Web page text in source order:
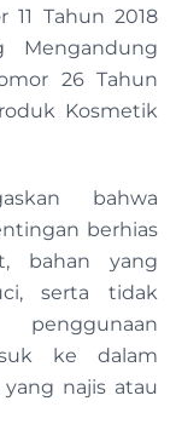
Tahun 2018
Mengandung
26 Tahun
Kosmetik
bahwa
berhias
bahan yang
serta tidak
ke dalam
najis atau